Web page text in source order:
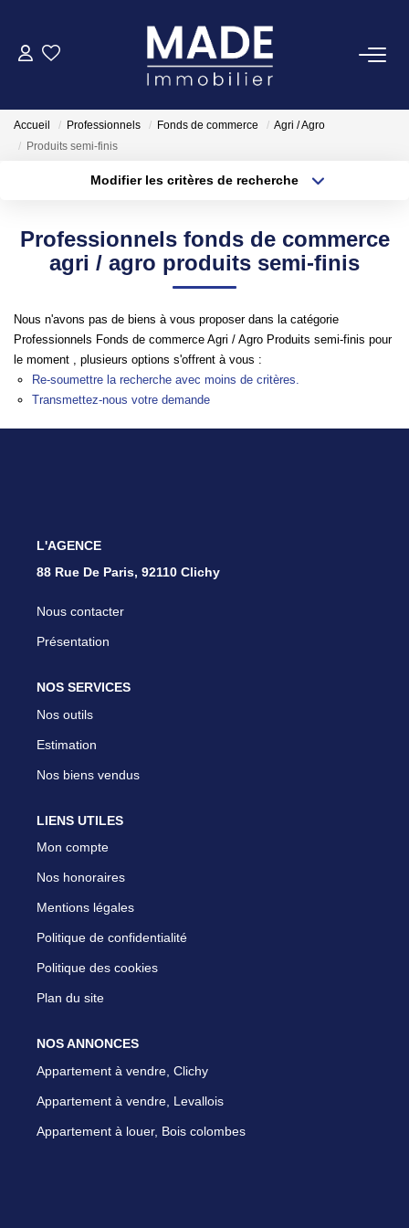
ACHETER
FAIRE GÉRER
NOTRE AGENCE
Qui Sommes-Nous
Notre Équipe
Accueil Professionnels Fonds de commerce
Agri / Agro
Produits semi-finis
Modifier les critères de recherche
Appartement
Type de bien
Surface min
Créer une alerte
Professionnels fonds de commerce
agri / agro produits semi-finis
Nous n'avons pas de biens à vous proposer dans la catégorie
Professionnels Fonds de commerce Agri / Agro Produits semi-finis pour
le moment , plusieurs options s'offrent à vous :
Re-soumettre la recherche avec moins de critères.
Transmettez-nous votre demande
L'AGENCE
88 Rue De Paris, 92110 Clichy
Nous contacter
Présentation
NOS SERVICES
Nos outils
Estimation
Nos biens vendus
LIENS UTILES
Mon compte
Nos honoraires
Mentions légales
Politique de confidentialité
Politique des cookies
Plan du site
NOS ANNONCES
Appartement à vendre, Clichy
Appartement à vendre, Levallois
Appartement à louer, Bois colombes